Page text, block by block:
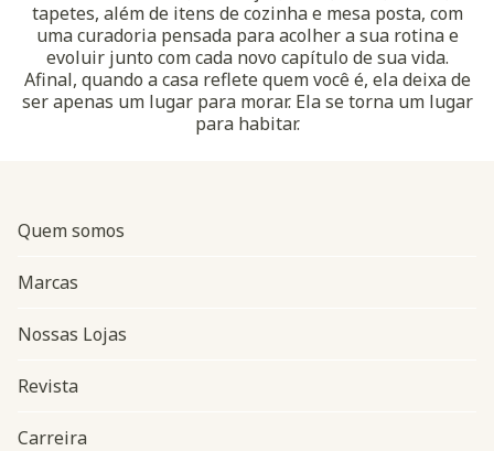
tapetes, além de itens de cozinha e mesa posta, com
uma curadoria pensada para acolher a sua rotina e
evoluir junto com cada novo capítulo de sua vida.
Afinal, quando a casa reflete quem você é, ela deixa de
ser apenas um lugar para morar. Ela se torna um lugar
para habitar.
Quem somos
Marcas
Nossas Lojas
Revista
Carreira